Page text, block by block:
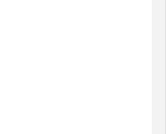
世界第一位！？